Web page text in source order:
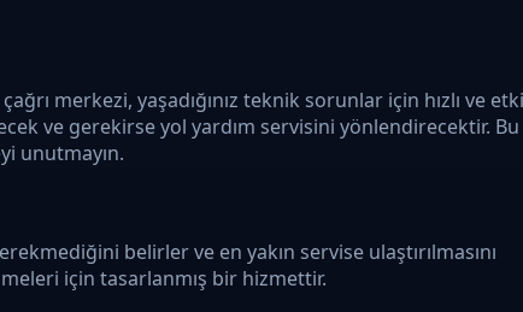
merkezi, yaşadığınız teknik sorunlar için hızlı ve
ve gerekirse yol yardım servisini yönlendirecektir. Bu
unutmayın.
belirler ve en yakın servise ulaştırılmasını
için tasarlanmış bir hizmettir.